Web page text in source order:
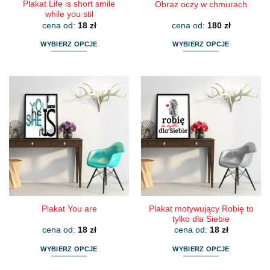
Plakat Life is short smile
while you stil
cena od: 18 zł
WYBIERZ OPCJE
wiele
wariantów.
Opcje
można
wybrać
na
stronie
produktu
Obraz oczy w chmurach
cena od: 180 zł
WYBIERZ OPCJE
wiele
wariantów.
Opcje
można
wybrać
na
stronie
produktu
Plakat You are
cena od: 18 zł
WYBIERZ OPCJE
Plakat motywujący Robię to
tylko dla Siebie
cena od: 18 zł
WYBIERZ OPCJE